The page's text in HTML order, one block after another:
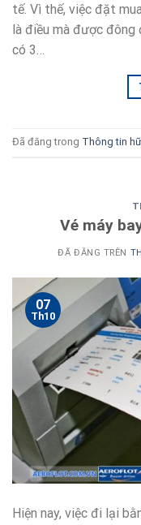
tế. Vì thế, việc đặt
là điều mà được đông
có 3…
Đã đăng trong Thông tin
Vé máy
ĐÃ ĐĂNG TRÊN
07
Th10
Hiện nay, việc đi lại